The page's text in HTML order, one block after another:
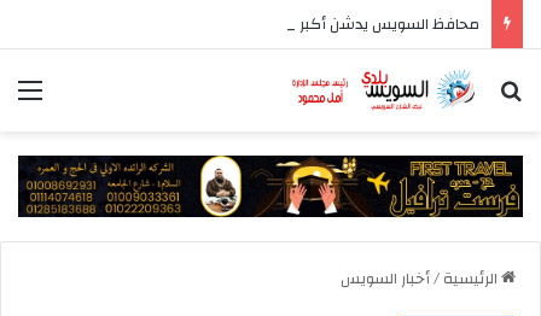
بحث عن
الرئيسية/أخبار السويس